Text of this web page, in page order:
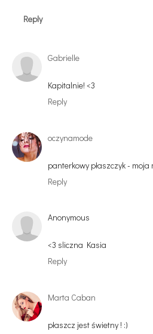
Reply
Gabrielle
Kapitalnie! <3
Reply
oczynamode
panterkowy płaszczyk - moja
Reply
Anonymous
<3 sliczna Kasia
Reply
Marta Caban
płaszcz jest świetny ! :)